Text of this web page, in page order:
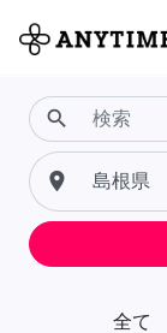
全て
search
place